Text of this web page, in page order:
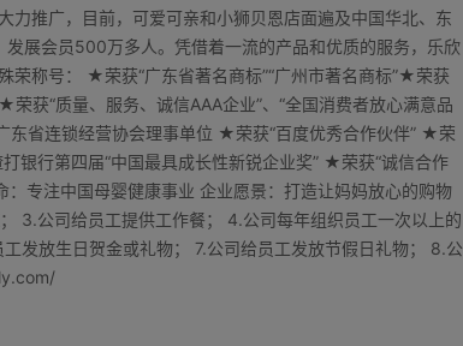
力推广，目前，可爱可亲和小狮贝恩店面遍及中国华北、东
展会员500万多人。凭借着一流的产品和优质的服务，乐欣
荣称号： ★荣获“广东省著名商标”“广州市著名商标”★荣获
获“质量、服务、诚信AAA企业”、“全国消费者放心满意品
省连锁经营协会理事单位 ★荣获“百度优秀合作伙伴” ★荣
银行第四届“中国最具成长性新锐企业奖” ★荣获“诚信合作
专注中国母婴健康事业 企业愿景：打造让妈妈放心的购物
3.公司给员工提供工作餐； 4.公司每年组织员工一次以上的
发放生日贺金或礼物； 7.公司给员工发放节假日礼物； 8.公